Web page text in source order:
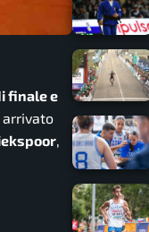
finale e
arrivato
,